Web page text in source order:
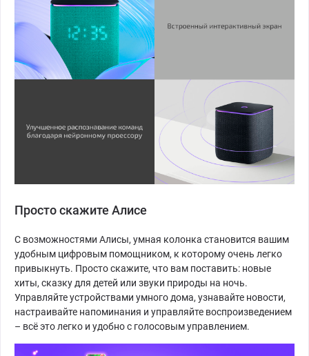
Просто скажите Алисе
С возможностями Алисы, умная колонка становится вашим
удобным цифровым помощником, к которому очень легко
привыкнуть. Просто скажите, что вам поставить: новые
хиты, сказку для детей или звуки природы на ночь.
Управляйте устройствами умного дома, узнавайте новости,
настраивайте напоминания и управляйте воспроизведением
– всё это легко и удобно с голосовым управлением.